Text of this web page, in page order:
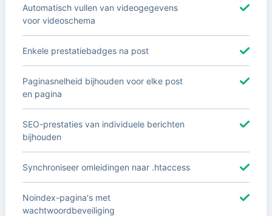
Automatisch vullen van videogegevens
voor videoschema
Enkele prestatiebadges na post
Paginasnelheid bijhouden voor elke post
en pagina
SEO-prestaties van individuele berichten
bijhouden
Synchroniseer omleidingen naar .htaccess
Noindex-pagina's met
wachtwoordbeveiliging